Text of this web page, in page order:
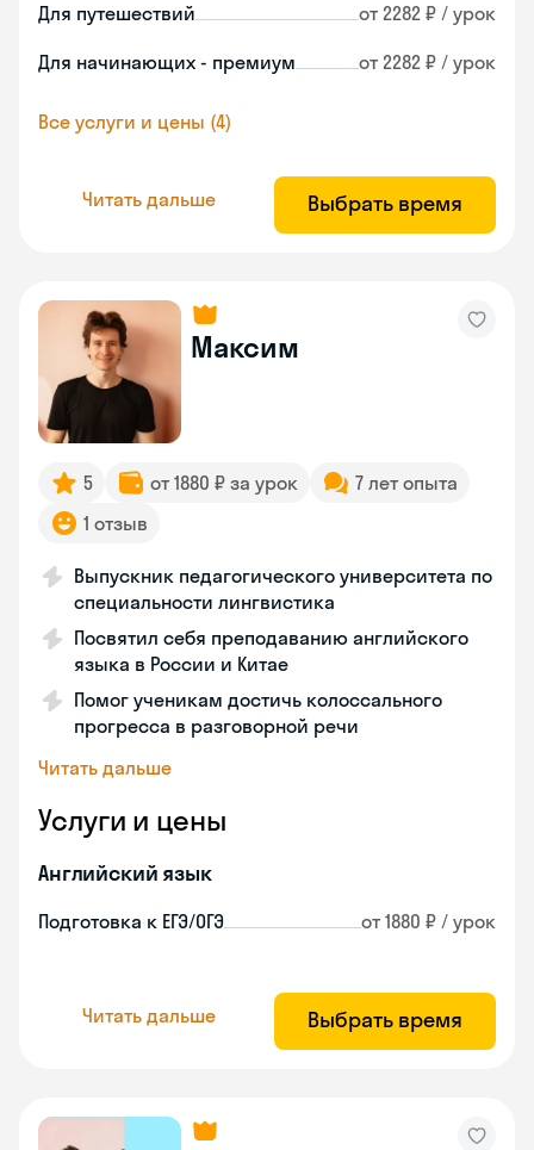
Для путешествий от 2282 ₽ / урок
Для начинающих - премиум от 2282 ₽ / урок
Все услуги и цены (4)
Читать дальше Выбрать время
Максим
5 от 1880 ₽ за урок
7 лет опыта
1 отзыв
Выпускник педагогического университета по
специальности лингвистика
Посвятил себя преподаванию английского
языка в России и Китае
Помог ученикам достичь колоссального
прогресса в разговорной речи
Читать дальше
Услуги и цены
Английский язык
Подготовка к ЕГЭ/ОГЭ от 1880 ₽ / урок
Читать дальше Выбрать время